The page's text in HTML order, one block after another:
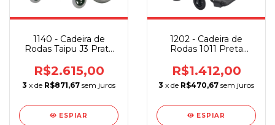
1140 - Cadeira de
Rodas Taipu J3 Prata
R$2.615,00
3 x de R$871,67 sem juros
ESPIAR
1202 - Cadeira de
Rodas 1011 Preta
R$1.412,00
3 x de R$470,67 sem juros
ESPIAR